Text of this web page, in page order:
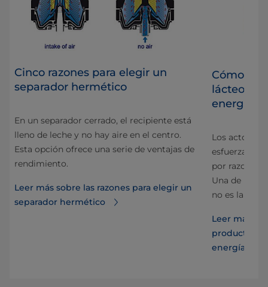
Cinco razones para elegir un
separador hermético
En un separador cerrado, el recipiente está
lleno de leche y no hay aire en el centro.
Esta opción ofrece una serie de ventajas de
rendimiento.
Leer más sobre las razones para elegir un
separador hermético
Cómo un
lácteos
energía
Los actores
esfuerzan
por razones
Una de las
no es la
Leer más
productos
energía de